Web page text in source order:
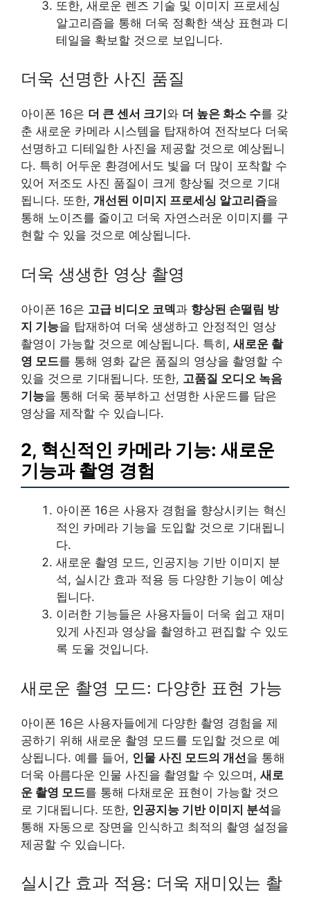
또한, 새로운 렌즈 기술 및 이미지 프로세싱
알고리즘을 통해 더욱 정확한 색상 표현과 디
테일을 확보할 것으로 보입니다.
더욱 선명한 사진 품질
아이폰 16은 더 큰 센서 크기 와 더 높은 화소 수를 갖
춘 새로운 카메라 시스템을 탑재하여 전작보다 더욱
선명하고 디테일한 사진을 제공할 것으로 예상됩니
다. 특히 어두운 환경에서도 빛을 더 많이 포착할 수
있어 저조도 사진 품질이 크게 향상될 것으로 기대
됩니다. 또한, 개선된 이미지 프로세싱 알고리즘을
통해 노이즈를 줄이고 더욱 자연스러운 이미지를 구
현할 수 있을 것으로 예상됩니다.
더욱 생생한 영상 촬영
아이폰 16은 고급 비디오 코덱과 향상된 손떨림 방
지 기능을 탑재하여 더욱 생생하고 안정적인 영상
촬영이 가능할 것으로 예상됩니다. 특히, 새로운 촬
영 모드를 통해 영화 같은 품질의 영상을 촬영할 수
있을 것으로 기대됩니다. 또한, 고품질 오디오 녹음
기능을 통해 더욱 풍부하고 선명한 사운드를 담은
영상을 제작할 수 있습니다.
2, 혁신적인 카메라 기능: 새로운
기능과 촬영 경험
아이폰 16은 사용자 경험을 향상시키는 혁신
적인 카메라 기능을 도입할 것으로 기대됩니
다.
새로운 촬영 모드, 인공지능 기반 이미지 분
석, 실시간 효과 적용 등 다양한 기능이 예상
됩니다.
이러한 기능들은 사용자들이 더욱 쉽고 재미
있게 사진과 영상을 촬영하고 편집할 수 있도
록 도울 것입니다.
새로운 촬영 모드: 다양한 표현 가능
아이폰 16은 사용자들에게 다양한 촬영 경험을 제
공하기 위해 새로운 촬영 모드를 도입할 것으로 예
상됩니다. 예를 들어, 인물 사진 모드의 개선을 통해
더욱 아름다운 인물 사진을 촬영할 수 있으며, 새로
운 촬영 모드를 통해 다채로운 표현이 가능할 것으
로 기대됩니다. 또한, 인공지능 기반 이미지 분석을
통해 자동으로 장면을 인식하고 최적의 촬영 설정을
제공할 수 있습니다.
실시간 효과 적용: 더욱 재미있는 촬